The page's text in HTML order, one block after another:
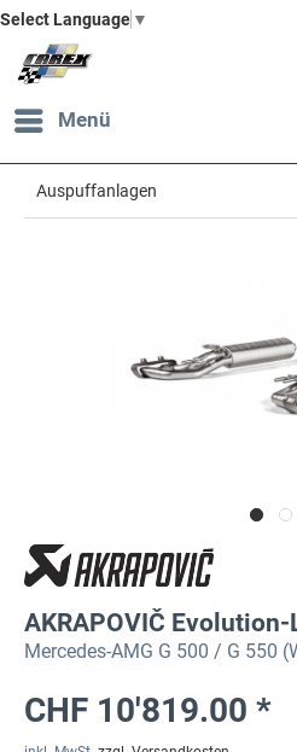
Select Language ▼
Menü
Auspuffanlagen
AKRAPOVIČ
Mercedes-AMG G 500 / G 550
CHF 10'819.00 *